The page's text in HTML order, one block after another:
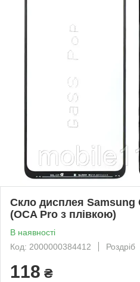
Скло дисплея Samsung
(OCA Pro з плівкою)
В наявності
Код: 2000000384412
Роздріб
118 ₴